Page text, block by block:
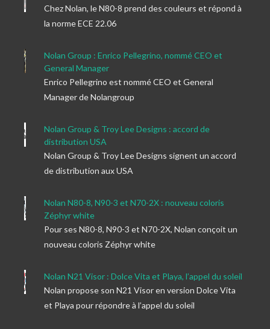
Chez Nolan, le N80-8 prend des couleurs et répond à
la norme ECE 22.06
Nolan Group : Enrico Pellegrino, nommé CEO et
General Manager
Enrico Pellegrino est nommé CEO et General
Manager de Nolangroup
Nolan Group & Troy Lee Designs : accord de
distribution USA
Nolan Group & Troy Lee Designs signent un accord
de distribution aux USA
Nolan N80-8, N90-3 et N70-2X : nouveau coloris
Zéphyr white
Pour ses N80-8, N90-3 et N70-2X, Nolan conçoit un
nouveau coloris Zéphyr white
Nolan N21 Visor : Dolce Vita et Playa, l’appel du soleil
Nolan propose son N21 Visor en version Dolce Vita
et Playa pour répondre à l’appel du soleil